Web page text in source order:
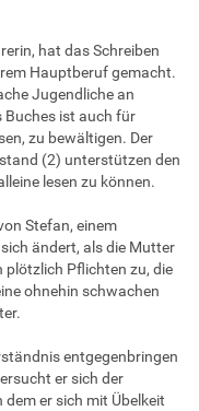
hat das Schreiben
Hauptberuf gemacht.
Jugendliche an
Buches ist auch für
zu bewältigen. Der
(2) unterstützen den
lesen zu können.
Stefan, einem
ändert, als die Mutter
Pflichten zu, die
ohnehin schwachen
entgegenbringen
er sich der
er sich mit Übelkeit